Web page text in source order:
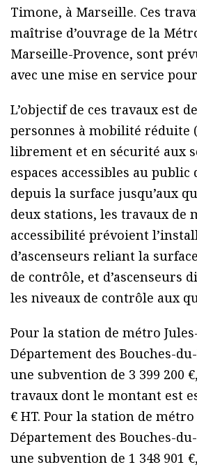
Timone, à Marseille. Ces
maîtrise d’ouvrage de la
Marseille-Provence, sont
avec une mise en service
L’objectif de ces travaux est
personnes à mobilité réduite
librement et en sécurité aux
espaces accessibles au public
depuis la surface jusqu’aux
deux stations, les travaux de
accessibilité prévoient
d’ascenseurs reliant la
de contrôle, et d’ascenseurs
les niveaux de contrôle aux
Pour la station de métro
Département des Bouches-
une subvention de 3 399 200
travaux dont le montant est
€ HT. Pour la station de
Département des Bouches-
une subvention de 1 348 901